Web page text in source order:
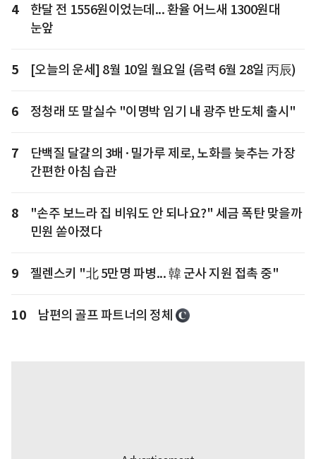
4
한달 전 1556원이었는데... 환율 어느새 1300원대
눈앞
5 [오늘의 운세] 8월 10일 월요일 (음력 6월 28일 丙辰)
6 정청래 또 말실수 "이명박 임기 내 광주 반도체 출시"
7
단백질 달걀의 3배·밀가루 제로, 노화를 늦추는 가장
간편한 아침 습관
8
"손주 보느라 집 비워도 안 되나요?" 세금 폭탄 맞을까
민원 쏟아졌다
9 젤렌스키 "北 5만명 파병... 韓 군사 지원 접촉 중"
10 남편의 골프 파트너의 정체